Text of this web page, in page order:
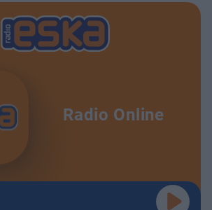
Radio Online